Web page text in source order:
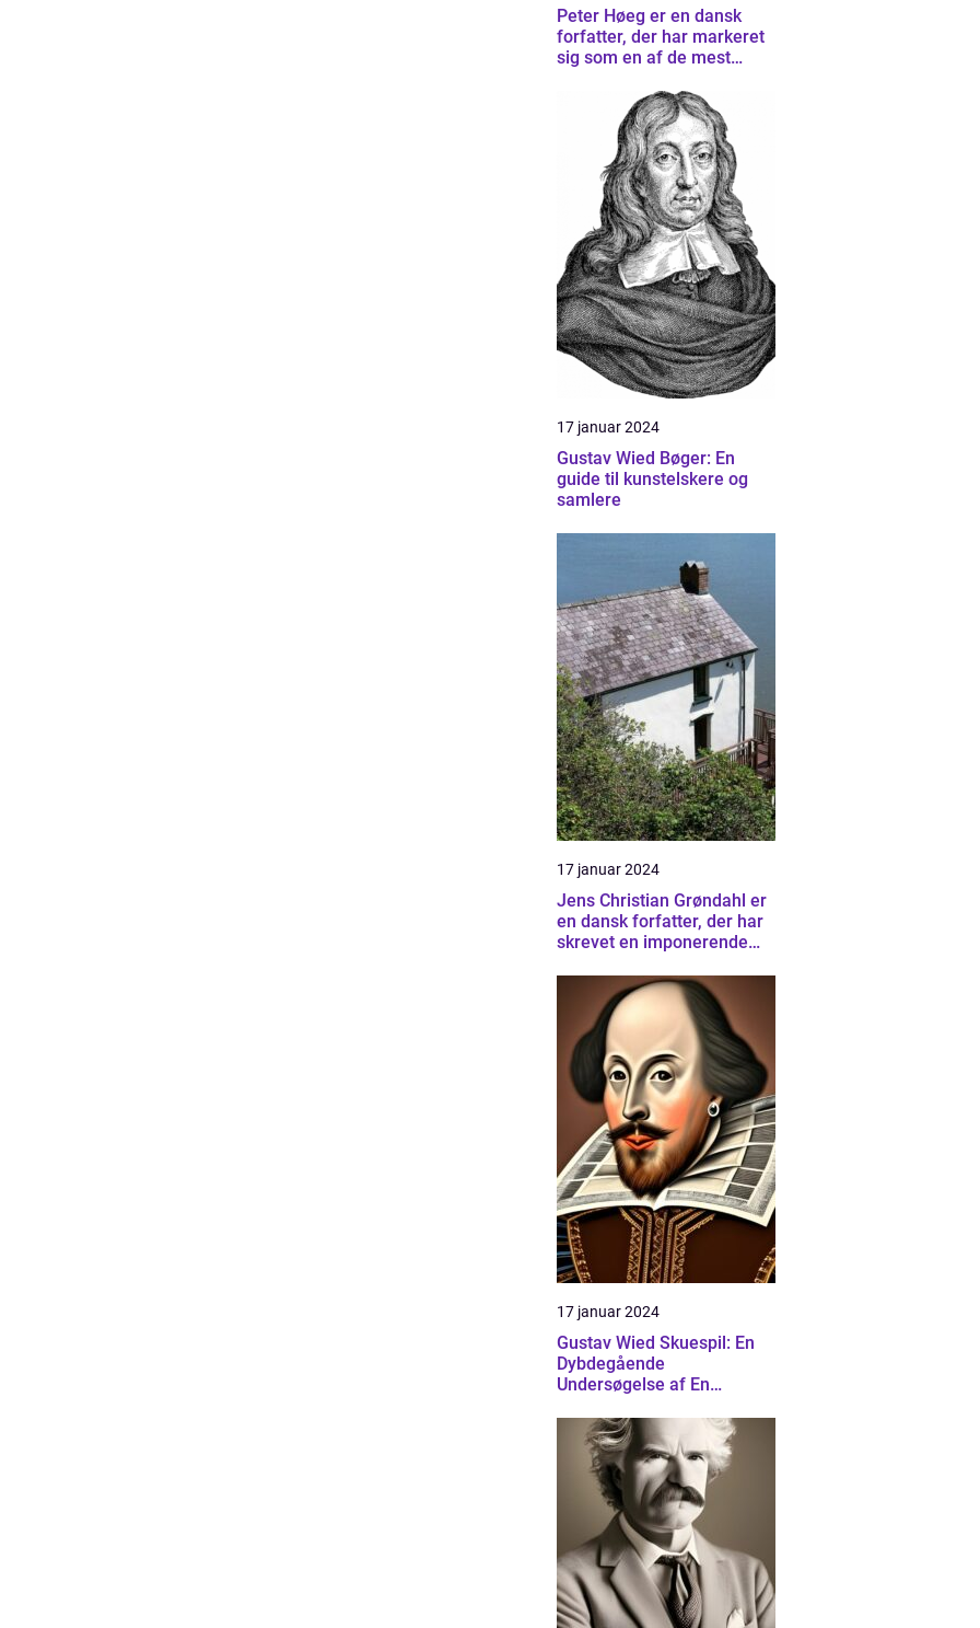
Peter Høeg er en dansk
forfatter, der har markeret
sig som en af de mest
inden for dansk litteratur
17 januar 2024
Gustav Wied Bøger: En
guide til kunstelskere og
samlere
17 januar 2024
Jens Christian Grøndahl er
en dansk forfatter, der har
skrevet en imponerende
debut i 1985
17 januar 2024
Gustav Wied Skuespil: En
Dybdegående
Undersøgelse af En